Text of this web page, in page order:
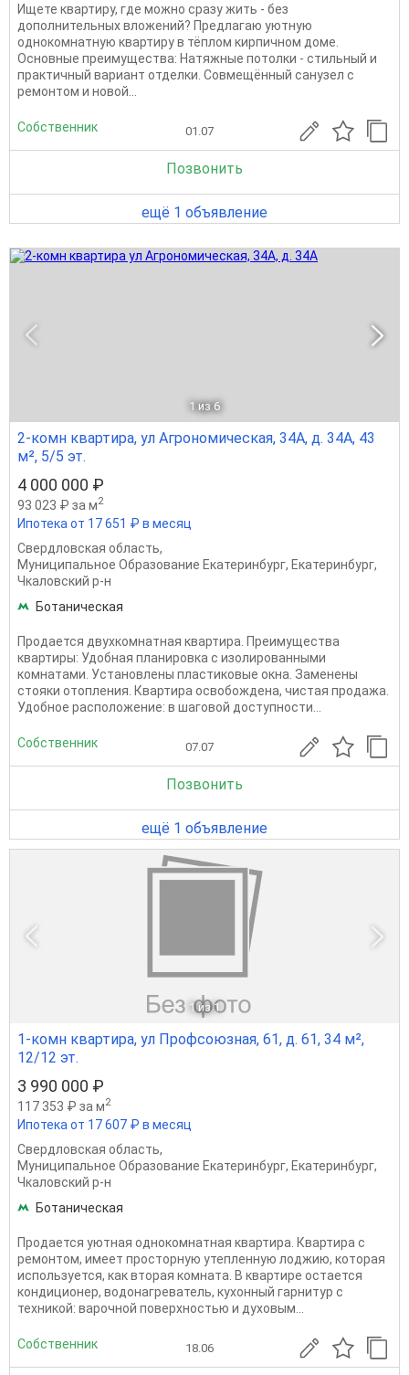
Ищете квартиру, где можно сразу жить - без
дополнительных вложений? Предлагаю уютную
однокомнатную квартиру в тёплом кирпичном доме.
Основные преимущества: Натяжные потолки - стильный и
практичный вариант отделки. Совмещённый санузел с
ремонтом и новой...
Собственник 01.07
Позвонить
ещё 1 объявление
1 из 6
2-комн квартира, ул Агрономическая, 34А, д. 34А, 43
м², 5/5 эт.
4 000 000 ₽
93 023 ₽ за м2
Ипотека от 17 651 ₽ в месяц
Свердловская область,
Муниципальное Образование Екатеринбург, Екатеринбург,
Чкаловский р-н
Ботаническая
Продается двухкомнатная квартира. Преимущества
квартиры: Удобная планировка с изолированными
комнатами. Установлены пластиковые окна. Заменены
стояки отопления. Квартира освобождена, чистая продажа.
Удобное расположение: в шаговой доступности...
Собственник 07.07
Позвонить
ещё 1 объявление
1 из 1
1-комн квартира, ул Профсоюзная, 61, д. 61, 34 м²,
12/12 эт.
3 990 000 ₽
117 353 ₽ за м2
Ипотека от 17 607 ₽ в месяц
Свердловская область,
Муниципальное Образование Екатеринбург, Екатеринбург,
Чкаловский р-н
Ботаническая
Продается уютная однокомнатная квартира. Квартира с
ремонтом, имеет просторную утепленную лоджию, которая
используется, как вторая комната. В квартире остается
кондиционер, водонагреватель, кухонный гарнитур с
техникой: варочной поверхностью и духовым...
Собственник 18.06